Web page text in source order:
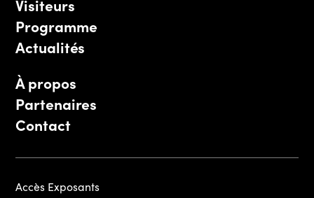
Visiteurs
Programme
Actualités
À propos
Partenaires
Contact
Accès Exposants